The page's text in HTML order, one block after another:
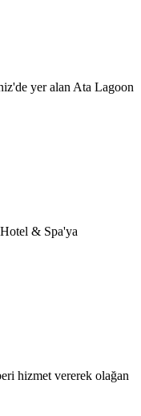
yer alan Ata Lagoon
& Spa'ya
hizmet vererek olağan